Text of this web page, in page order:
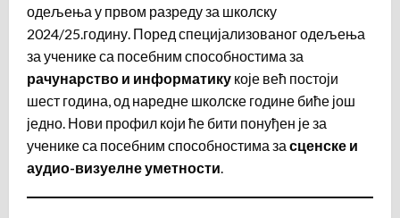
одељења у првом разреду за школску
2024/25.годину. Поред специјализованог одељења
за ученике са посебним способностима за
рачунарство и информатику које већ постоји
шест година, од наредне школске године биће још
једно. Нови профил који ће бити понуђен је за
ученике са посебним способностима за сценске и
аудио-визуелне уметности